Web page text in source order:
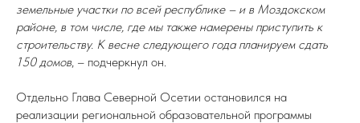
земельные участки по всей республике – и в Моздокском
районе, в том числе, где мы также намерены приступить к
строительству. К весне следующего года планируем сдать
150 домов, – подчеркнул он.
Отдельно Глава Северной Осетии остановился на
реализации региональной образовательной программы